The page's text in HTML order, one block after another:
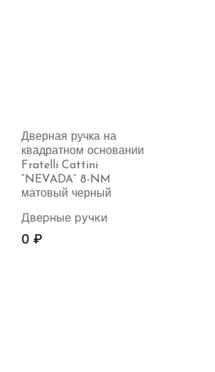
Дверная ручка на
квадратном основании
Fratelli Cattini
“NEVADA” 8-NM
матовый черный
Дверные ручки
0 ₽